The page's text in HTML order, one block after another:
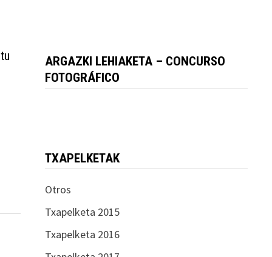
ARGAZKI LEHIAKETA – CONCURSO
FOTOGRÁFICO
TXAPELKETAK
Otros
Txapelketa 2015
Txapelketa 2016